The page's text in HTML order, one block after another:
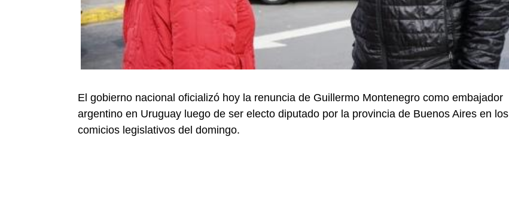
El gobierno nacional oficializó hoy la renuncia de Guillermo Montenegro como embajador
argentino en Uruguay luego de ser electo diputado por la provincia de Buenos Aires en los
comicios legislativos del domingo.